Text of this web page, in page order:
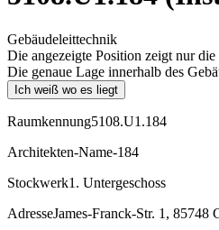
Gebäudeleittechnik
Die angezeigte Position zeigt nur
Die genaue Lage innerhalb des
Ich weiß wo es liegt
Raumkennung5108.U1.184
Architekten-Name-184
Stockwerk1. Untergeschoss
AdresseJames-Franck-Str. 1, 85748